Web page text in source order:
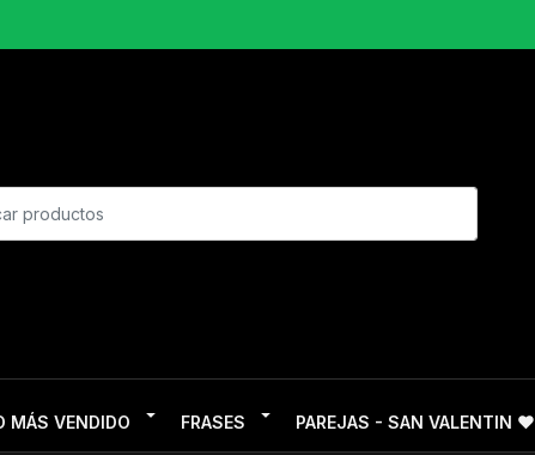
MÁS VENDIDO FRASES PAREJAS - SAN VALENTIN ❤